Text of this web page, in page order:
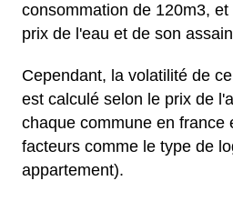
consommation de 120m3,
prix de l'eau et de son
Cependant, la volatilité de
est calculé selon le prix de
chaque commune en france
facteurs comme le type de
appartement).